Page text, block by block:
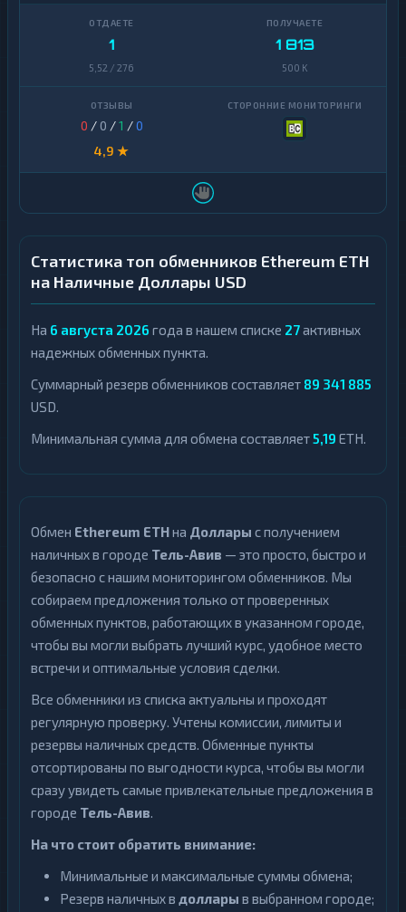
1
5,52 / 276
1 813
500 K
0 / 0 /1 /0
4,9 ★
Статистика топ обменников Ethereum ETH
на Наличные Доллары USD
На 6 августа 2026 года в нашем списке 27активных
надежных обменных пункта.
Суммарный резерв обменников составляет 89 341 885
USD.
Минимальная сумма для обмена составляет5,19 ETH.
Обмен Ethereum ETHна Доллары с получением
наличных в городе Тель-Авив — это просто, быстро и
безопасно с нашим мониторингом обменников. Мы
собираем предложения только от проверенных
обменных пунктов, работающих в указанном городе,
чтобы вы могли выбрать лучший курс, удобное место
встречи и оптимальные условия сделки.
Все обменники из списка актуальны и проходят
регулярную проверку. Учтены комиссии, лимиты и
резервы наличных средств. Обменные пункты
отсортированы по выгодности курса, чтобы вы могли
сразу увидеть самые привлекательные предложения в
городе Тель-Авив.
На что стоит обратить внимание:
Минимальные и максимальные суммы обмена;
Резерв наличных в доллары в выбранном городе;